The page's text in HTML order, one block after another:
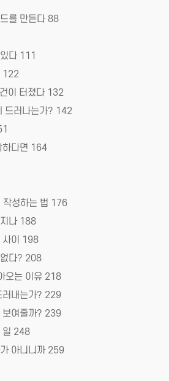
를 만든다 88
다 111
122
이 터졌다 132
드러나는가? 142
하다면 164
작성하는 법 176
나 188
사이 198
없다? 208
오는 이유 218
러내는가? 229
보여줄까? 239
일 248
아니니까 259